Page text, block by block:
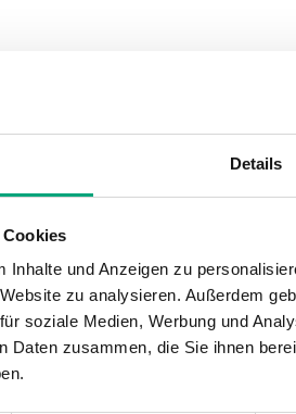
Details
Inhalte und Anzeigen zu
zu analysieren. Außerdem
soziale Medien, Werbung und
Daten zusammen, die Sie ihnen
0…95
-